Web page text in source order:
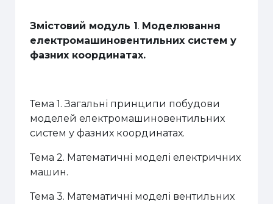
Змістовий модуль 1. Моделювання
електромашиновентильних систем у
фазних координатах.
Тема 1. Загальні принципи побудови
моделей електромашиновентильних
систем у фазних координатах.
Тема 2. Математичні моделі електричних
машин.
Тема 3. Математичні моделі вентильних